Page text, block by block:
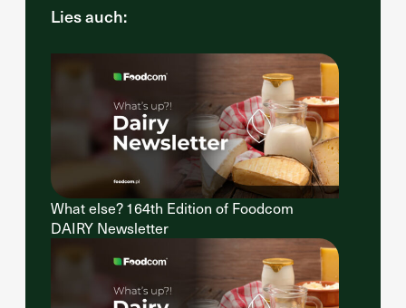
Lies auch:
What else? 164th Edition of Foodcom
DAIRY Newsletter